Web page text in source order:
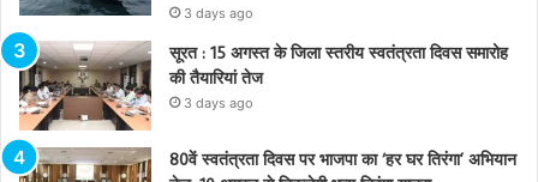
3 days ago
सूरत : 15 अगस्त के जिला स्तरीय स्वतंत्रता दिवस समारोह
की तैयारियां तेज
3 days ago
80वें स्वतंत्रता दिवस पर भाजपा का ‘हर घर तिरंगा’ अभियान